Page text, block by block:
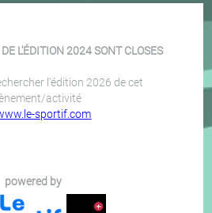
L'ÉDITION 2024 SONT CLOSES
l'édition 2026 de cet
activité
sportif.com
powered by